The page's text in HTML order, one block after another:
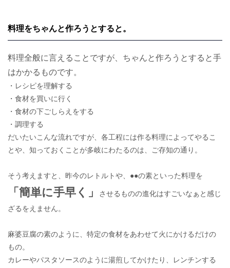
料理をちゃんと作ろうとすると。
料理全般に言えることですが、ちゃんと作ろうとすると手
はかかるものです。
・レシピを理解する
・食材を買いに行く
・食材の下ごしらえをする
・調理する
だいたいこんな流れですが、各工程には作る料理によってやるこ
とや、知っておくことが多岐にわたるのは、ご存知の通り。
そう考えますと、昨今のレトルトや、●●の素といった料理を
「簡単に手早く」
させるものの進化はすごいなぁと感じ
ざるをえません。
麻婆豆腐の素のように、特定の食材をあわせて火にかけるだけの
もの。
カレーやパスタソースのように湯煎してかけたり、レンチンする